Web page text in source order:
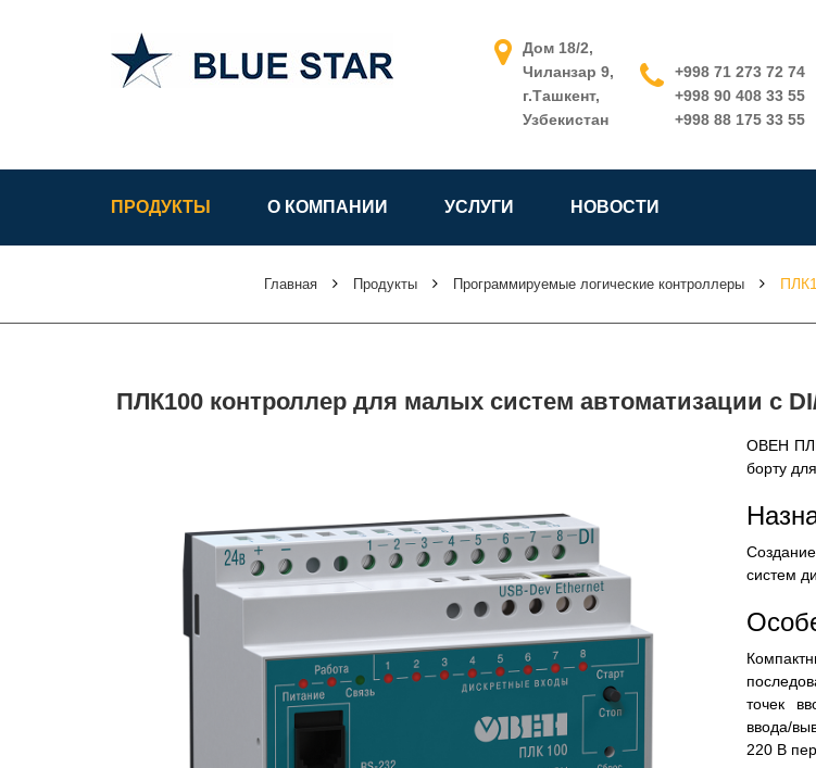
Узбекистане
Дом 18/2,
Чиланзар 9,
г.Ташкент,
Узбекистан
+998 71 273 72 74
+998 90 408 33 55
+998 88 175 33 55
ПРОДУКТЫ О КОМПАНИИ УСЛУГИ НОВОСТИ
Главная Продукты Программируемые логические контроллеры
ПЛК100 контроллер для малых систем автоматизации с
ОВЕН
борту
систем
точек
ввода/
220 В